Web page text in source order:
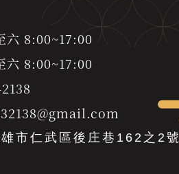
六 8:00~17:00
六 8:00~17:00
市仁武區後庄巷162之2號